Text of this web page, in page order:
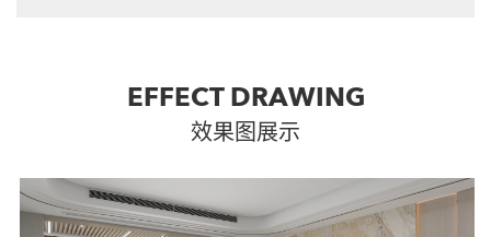
EFFECT DRAWING
效果图展示